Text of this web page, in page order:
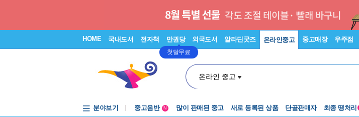
HOME 국내도서 전자책 만권당
첫달무료
외국도서 알라딘굿즈 온라인중고 중고매장 우주점
온라인 중고
분야보기
중고음반
N 많이 판매된 중고 새로 등록된 상품 단골판매자 최종 땡처리